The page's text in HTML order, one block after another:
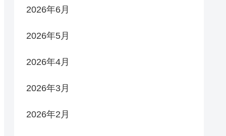
2026年6月
2026年5月
2026年4月
2026年3月
2026年2月